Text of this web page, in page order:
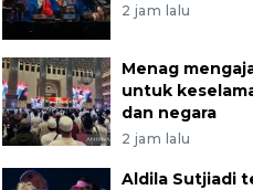
2 jam lalu
Menag
untuk
dan negara
2 jam lalu
Aldila Sutjiadi